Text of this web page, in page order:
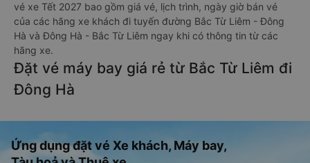
vé xe Tết 2027 bao gồm giá vé, lịch trình, ngày giờ bán vé
của các hãng xe khách đi tuyến đường Bắc Từ Liêm - Đông
Hà và Đông Hà - Bắc Từ Liêm ngay khi có thông tin từ các
hãng xe.
Đặt vé máy bay giá rẻ từ Bắc Từ Liêm đi
Đông Hà
Ứng dụng đặt vé Xe khách, Máy bay,